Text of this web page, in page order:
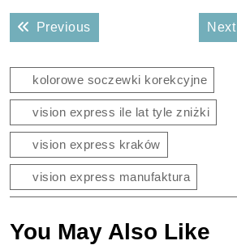
Nawigacja
wpisuPreviousPrevious post: Next
kolorowe soczewki korekcyjne
vision express ile lat tyle zniżki
vision express kraków
vision express manufaktura
You May Also Like